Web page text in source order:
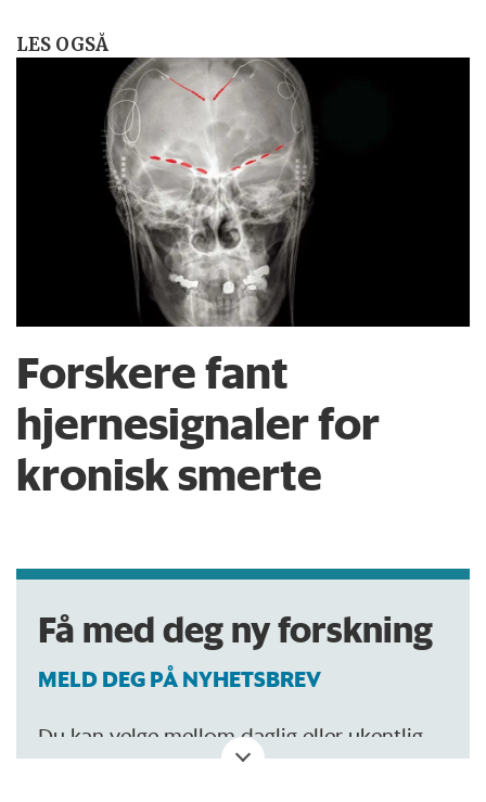
LES OGSÅ
Forskere fant
hjernesignaler for
kronisk smerte
Få med deg ny forskning
MELD DEG PÅ NYHETSBREV
Du kan velge mellom daglig eller ukentlig